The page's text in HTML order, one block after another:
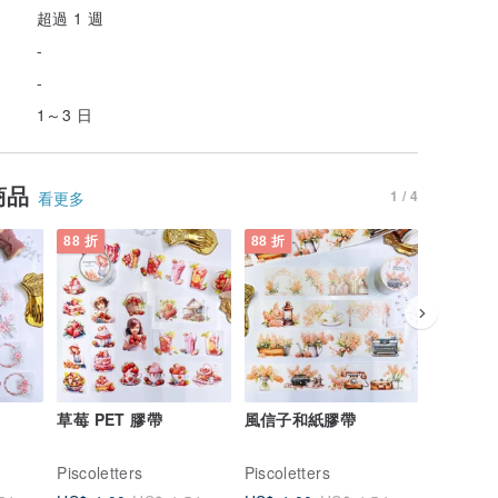
超過 1 週
-
-
1～3 日
品 看更多 1 / 4
88 折
草莓 PET 膠帶
Piscoletters
88 折
風信子和紙膠帶
Piscoletters